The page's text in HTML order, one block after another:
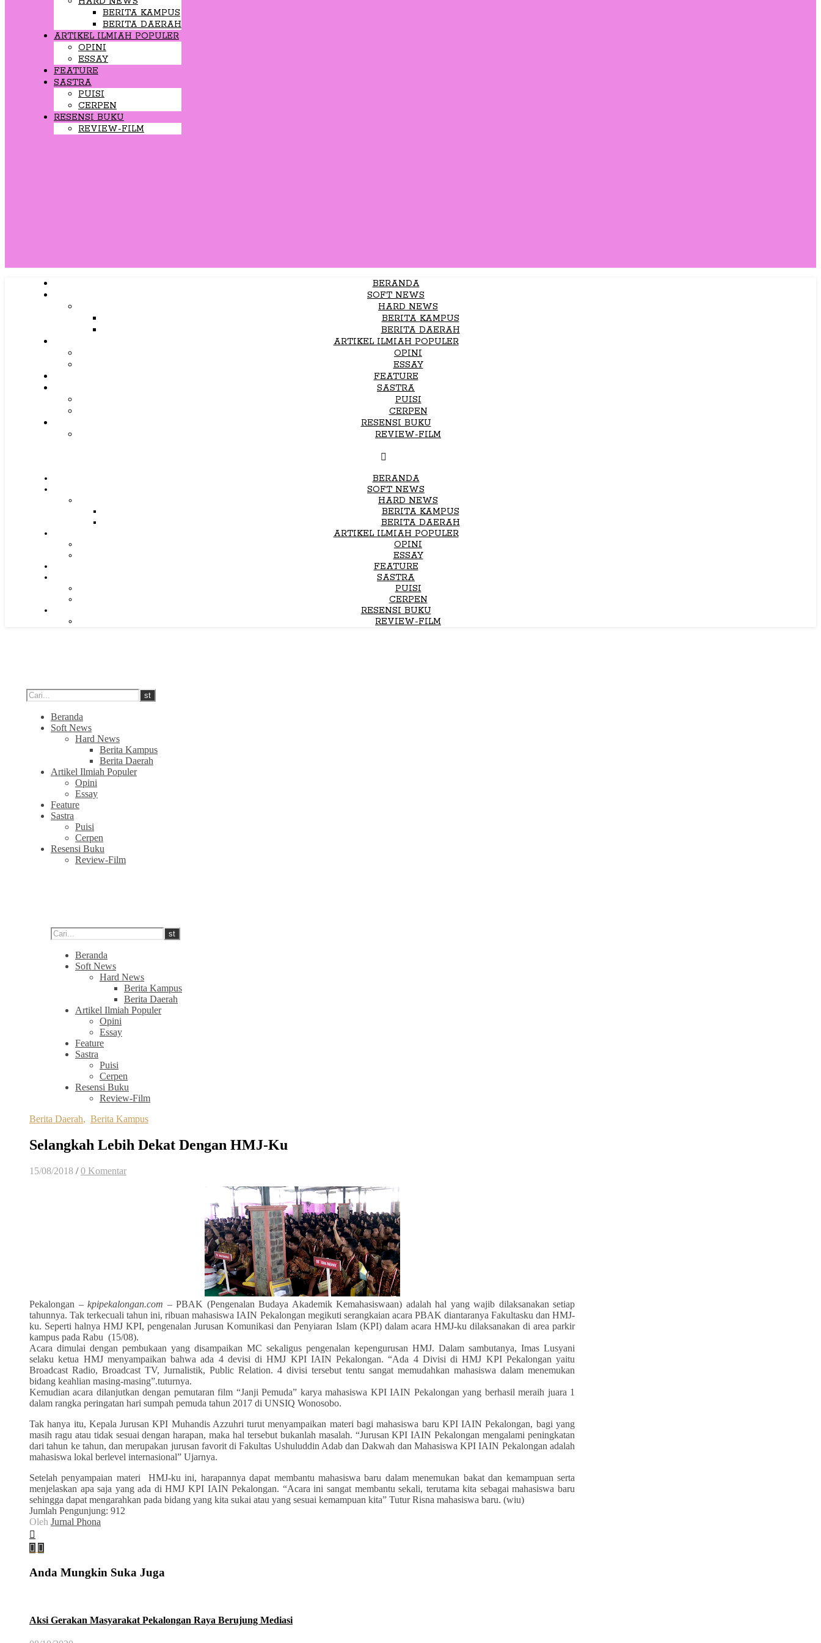
BERITA KAMPUS
BERITA DAERAH
ARTIKEL ILMIAH POPULER
OPINI
ESSAY
FEATURE
SASTRA
PUISI
CERPEN
RESENSI BUKU
REVIEW-FILM
BERANDA
SOFT NEWS
HARD NEWS
BERITA KAMPUS
BERITA DAERAH
ARTIKEL ILMIAH POPULER
OPINI
ESSAY
FEATURE
SASTRA
PUISI
CERPEN
RESENSI BUKU
REVIEW-FILM
BERANDA
SOFT NEWS
HARD NEWS
BERITA KAMPUS
BERITA DAERAH
ARTIKEL ILMIAH POPULER
OPINI
ESSAY
FEATURE
SASTRA
PUISI
CERPEN
RESENSI BUKU
REVIEW-FILM
Beranda
Soft News
Hard News
Berita Kampus
Berita Daerah
Artikel Ilmiah Populer
Opini
Essay
Feature
Sastra
Puisi
Cerpen
Resensi Buku
Review-Film
Beranda
Soft News
Hard News
Berita Kampus
Berita Daerah
Artikel Ilmiah Populer
Opini
Essay
Feature
Sastra
Puisi
Cerpen
Resensi Buku
Review-Film
Berita Daerah, Berita Kampus
Selangkah Lebih Dekat Dengan HMJ-Ku
15/08/2018 / 0 Komentar
Pekalongan – kpipekalongan.com – PBAK (Pengenalan Budaya Akademik Kemahasiswaan) adalah hal yang wajib dilaksanakan setiap
tahunnya. Tak terkecuali tahun ini, ribuan mahasiswa IAIN Pekalongan megikuti serangkaian acara PBAK diantaranya Fakultasku dan HMJ-
ku. Seperti halnya HMJ KPI, pengenalan Jurusan Komunikasi dan Penyiaran Islam (KPI) dalam acara HMJ-ku dilaksanakan di area parkir
kampus pada Rabu (15/08).
Acara dimulai dengan pembukaan yang disampaikan MC sekaligus pengenalan kepengurusan HMJ. Dalam sambutanya, Imas Lusyani
selaku ketua HMJ menyampaikan bahwa ada 4 devisi di HMJ KPI IAIN Pekalongan. “Ada 4 Divisi di HMJ KPI Pekalongan yaitu
Broadcast Radio, Broadcast TV, Jurnalistik, Public Relation. 4 divisi tersebut tentu sangat memudahkan mahasiswa dalam menemukan
bidang keahlian masing-masing”.tuturnya.
Kemudian acara dilanjutkan dengan pemutaran film “Janji Pemuda” karya mahasiswa KPI IAIN Pekalongan yang berhasil meraih juara 1
dalam rangka peringatan hari sumpah pemuda tahun 2017 di UNSIQ Wonosobo.
Tak hanya itu, Kepala Jurusan KPI Muhandis Azzuhri turut menyampaikan materi bagi mahasiswa baru KPI IAIN Pekalongan, bagi yang
masih ragu atau tidak sesuai dengan harapan, maka hal tersebut bukanlah masalah. “Jurusan KPI IAIN Pekalongan mengalami peningkatan
dari tahun ke tahun, dan merupakan jurusan favorit di Fakultas Ushuluddin Adab dan Dakwah dan Mahasiswa KPI IAIN Pekalongan adalah
mahasiswa lokal berlevel internasional” Ujarnya.
Setelah penyampaian materi
HMJ-ku ini, harapannya dapat membantu mahasiswa baru dalam menemukan bakat dan kemampuan serta
menjelaskan apa saja yang ada di HMJ KPI IAIN Pekalongan. “Acara ini sangat membantu sekali, terutama kita sebagai mahasiswa baru
sehingga dapat mengarahkan pada bidang yang kita sukai atau yang sesuai kemampuan kita” Tutur Risna mahasiswa baru. (wiu)
Jumlah Pengunjung: 912
Oleh Jurnal Phona
Anda Mungkin Suka Juga
Aksi Gerakan Masyarakat Pekalongan Raya Berujung Mediasi